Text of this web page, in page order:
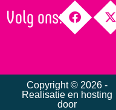
Volg ons:
Copyright © 2026 -
Realisatie en hosting
door